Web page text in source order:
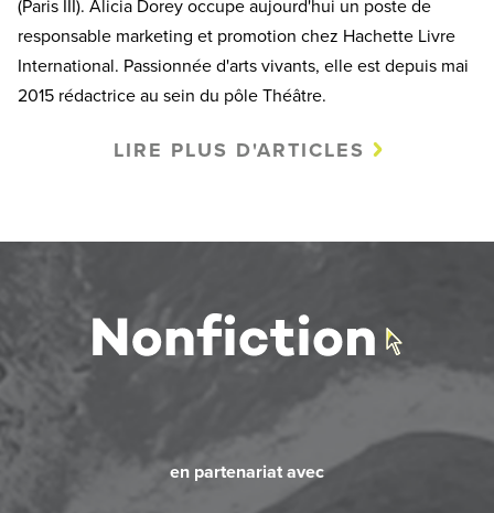
(Paris III). Alicia Dorey occupe aujourd'hui un poste de
responsable marketing et promotion chez Hachette Livre
International. Passionnée d'arts vivants, elle est depuis mai
2015 rédactrice au sein du pôle Théâtre.
LIRE PLUS D'ARTICLES
en partenariat avec